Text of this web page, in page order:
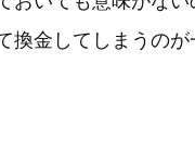
換金してしまうの